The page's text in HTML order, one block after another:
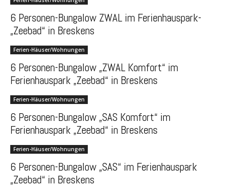
6 Personen-Bungalow ZWAL im Ferienhauspark-
„Zeebad“ in Breskens
Ferien-Häuser/Wohnungen
6 Personen-Bungalow „ZWAL Komfort“ im
Ferienhauspark „Zeebad“ in Breskens
Ferien-Häuser/Wohnungen
6 Personen-Bungalow „SAS Komfort“ im
Ferienhauspark „Zeebad“ in Breskens
Ferien-Häuser/Wohnungen
6 Personen-Bungalow „SAS“ im Ferienhauspark
„Zeebad“ in Breskens